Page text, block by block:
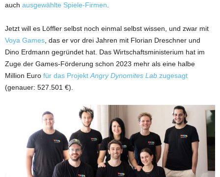
auch ausgewählte Spiele-Firmen
Jetzt will es Löffler selbst noch einmal selbst wissen, und zwar mit
Voya Games , das er vor drei Jahren mit Florian Dreschner und
Dino Erdmann gegründet hat. Das Wirtschaftsministerium hat im
Zuge der Games-Förderung schon 2023 mehr als eine halbe
Million Euro für das Projekt Angry Dynomites Lab zugesagt
(genauer: 527.501 €).